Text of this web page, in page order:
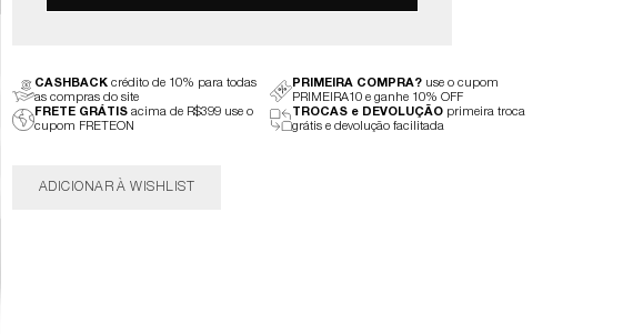
CASHBACK crédito de 10% para todas
as compras do site
PRIMEIRA COMPRA? use o cupom
PRIMEIRA10 e ganhe 10% OFF
FRETE GRÁTIS acima de R$399 use o
cupom FRETEON
TROCAS e DEVOLUÇÃO primeira troca
grátis e devolução facilitada